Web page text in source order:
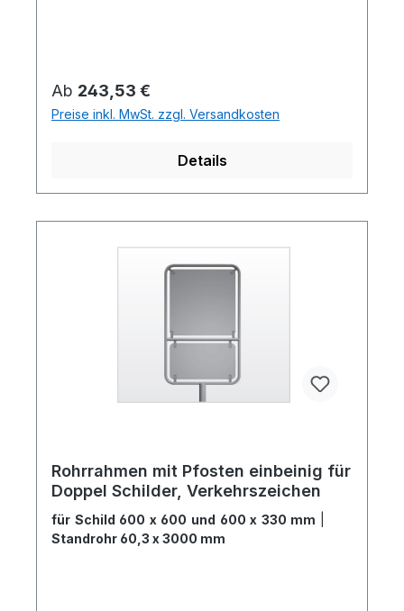
Regulärer Preis:
Ab 243,53 €
Preise inkl. MwSt. zzgl. Versandkosten
Details
Rohrrahmen mit Pfosten einbeinig für
Doppel Schilder, Verkehrszeichen
für Schild 600 x 600 und 600 x 330 mm
Standrohr 60,3 x 3000 mm